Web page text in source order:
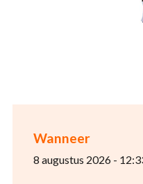
Wanneer
8 augustus 2026 -